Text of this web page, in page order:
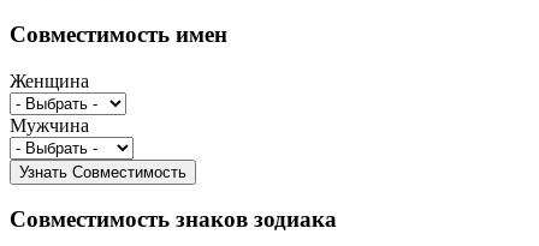
Совместимость имен
Женщина
Мужчина
Совместимость знаков зодиака